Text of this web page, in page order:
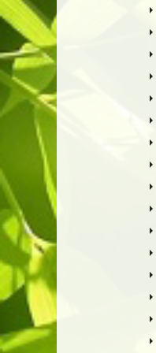
►
►
►
►
►
►
►
►
►
►
►
►
►
►
►
►